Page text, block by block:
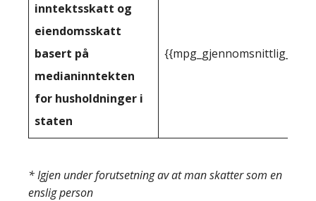
inntektsskatt og
eiendomsskatt
basert på
medianinntekten
for husholdninger i
staten
* Igjen under forutsetning av at man skatter som en
enslig person